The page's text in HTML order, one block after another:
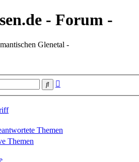
- Forum -
Glenetal -
Suche
Themen
Themen